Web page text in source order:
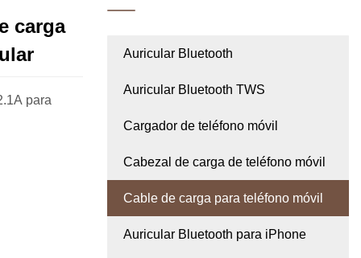
carga
para
Auricular Bluetooth
Auricular Bluetooth TWS
Cargador de teléfono móvil
Cabezal de carga de teléfono móvil
Cable de carga para teléfono móvil
Auricular Bluetooth para iPhone